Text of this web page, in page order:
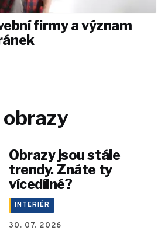
firmy a význam
Obrazy jsou stále
trendy. Znáte ty
vícedílné?
INTERIÉR
30. 07. 2026